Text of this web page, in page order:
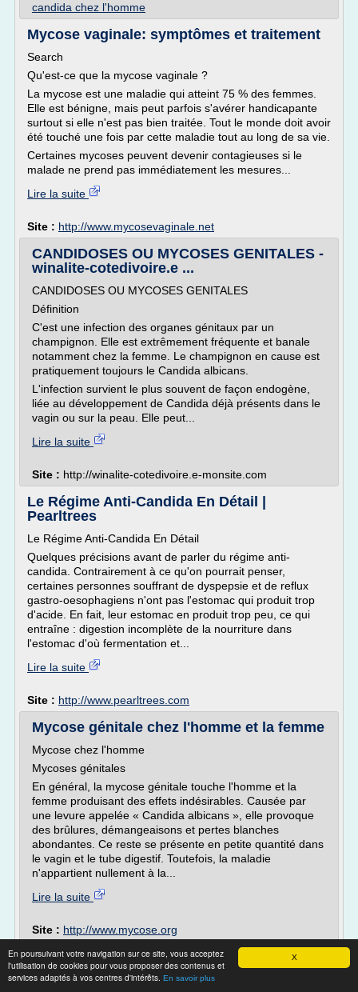
X
En poursuivant votre navigation sur ce site, vous acceptez
l'utilisation de cookies pour vous proposer des contenus et
services adaptés à vos centres d'intérêts. En savoir plus
candida chez l'homme
Mycose vaginale: symptômes et traitement
Search
Qu'est-ce que la mycose vaginale ?
La mycose est une maladie qui atteint 75 % des femmes.
Elle est bénigne, mais peut parfois s'avérer handicapante
surtout si elle n'est pas bien traitée. Tout le monde doit avoir
été touché une fois par cette maladie tout au long de sa vie.
Certaines mycoses peuvent devenir contagieuses si le
malade ne prend pas immédiatement les mesures...
Lire la suite
Site : http://www.mycosevaginale.net
CANDIDOSES OU MYCOSES GENITALES -
winalite-cotedivoire.e ...
CANDIDOSES OU MYCOSES GENITALES
Définition
C'est une infection des organes génitaux par un
champignon. Elle est extrêmement fréquente et banale
notamment chez la femme. Le champignon en cause est
pratiquement toujours le Candida albicans.
L'infection survient le plus souvent de façon endogène,
liée au développement de Candida déjà présents dans le
vagin ou sur la peau. Elle peut...
Lire la suite
Site : http://winalite-cotedivoire.e-monsite.com
Le Régime Anti-Candida En Détail |
Pearltrees
Le Régime Anti-Candida En Détail
Quelques précisions avant de parler du régime anti-
candida. Contrairement à ce qu'on pourrait penser,
certaines personnes souffrant de dyspepsie et de reflux
gastro-oesophagiens n'ont pas l'estomac qui produit trop
d'acide. En fait, leur estomac en produit trop peu, ce qui
entraîne : digestion incomplète de la nourriture dans
l'estomac d'où fermentation et...
Lire la suite
Site : http://www.pearltrees.com
Mycose génitale chez l'homme et la femme
Mycose chez l'homme
Mycoses génitales
En général, la mycose génitale touche l'homme et la
femme produisant des effets indésirables. Causée par
une levure appelée « Candida albicans », elle provoque
des brûlures, démangeaisons et pertes blanches
abondantes. Ce reste se présente en petite quantité dans
le vagin et le tube digestif. Toutefois, la maladie
n'appartient nullement à la...
Lire la suite
Site : http://www.mycose.org
www.medecin-oberkampf.com - Maladies de
la peau (3)